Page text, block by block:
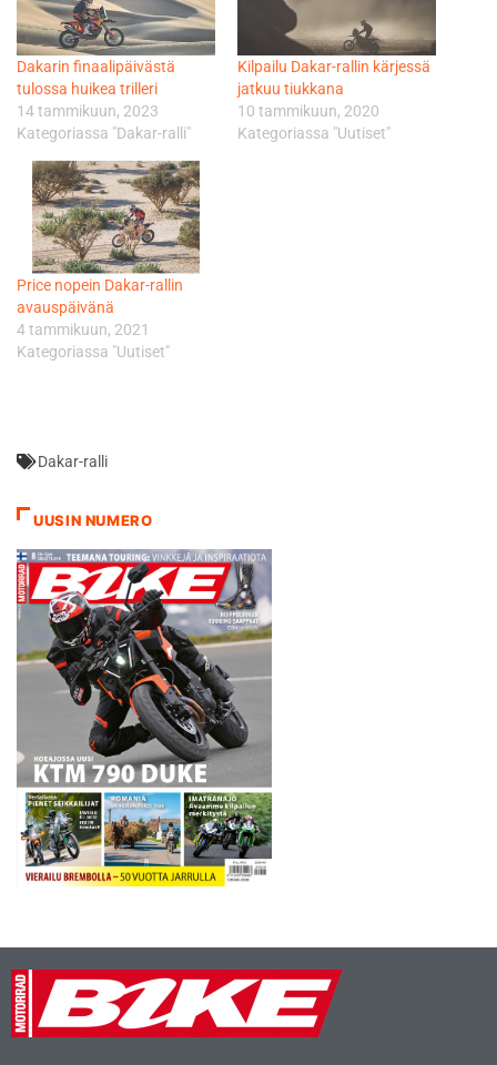
Dakarin finaalipäivästä
tulossa huikea trilleri
14 tammikuun, 2023
Kategoriassa "Dakar-ralli"
Kilpailu Dakar-rallin kärjessä
jatkuu tiukkana
10 tammikuun, 2020
Kategoriassa "Uutiset"
Price nopein Dakar-rallin
avauspäivänä
4 tammikuun, 2021
Kategoriassa "Uutiset"
Dakar-ralli
UUSIN NUMERO